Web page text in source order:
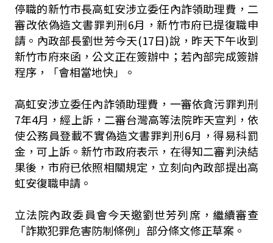
停職的新竹市長高虹安涉立委任內詐領助理費，二
審改依偽造文書罪判刑6月，新竹市府已提復職申
請。內政部長劉世芳今天(17日)說，昨天下午收到
新竹市府來函，公文正在簽辦中；若內部完成簽辦
程序，「會相當地快」。
高虹安涉立委任內詐領助理費，一審依貪污罪判刑
7年4月，經上訴，二審台灣高等法院昨天宣判，依
使公務員登載不實偽造文書罪判刑6月，得易科罰
金，可上訴。新竹市政府表示，在得知二審判決結
果後，市府已依照相關規定，立刻向內政部提出高
虹安復職申請。
立法院內政委員會今天邀劉世芳列席，繼續審查
「詐欺犯罪危害防制條例」部分條文修正草案。